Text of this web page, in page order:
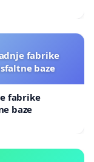
fabrike
baze
fabrike
baze